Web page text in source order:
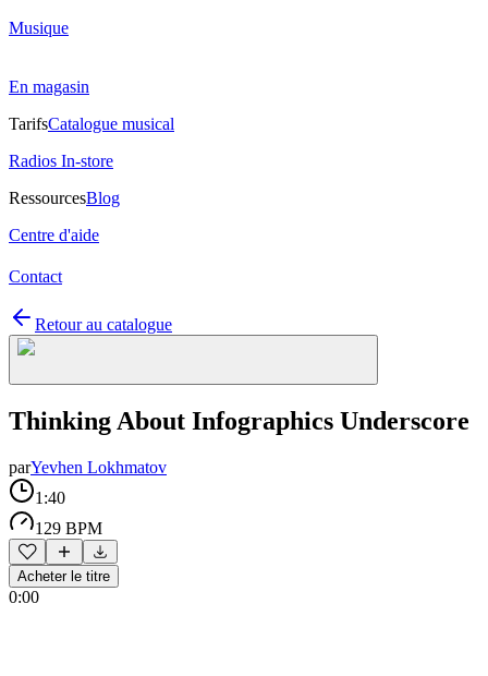
Musique
En magasin
TarifsCatalogue musical
Radios In-store
RessourcesBlog
Centre d'aide
Contact
Retour au catalogue
Thinking About Infographics Underscore
parYevhen Lokhmatov
1:40
129 BPM
Acheter le titre
0:00